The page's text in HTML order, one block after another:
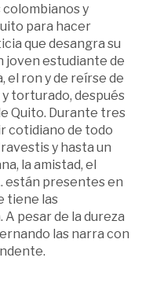
colombianos y
para hacer
que desangra su
joven estudiante de
el ron y de reírse de
torturado, después
Quito. Durante tres
cotidiano de todo
y hasta un
la amistad, el
están presentes en
tiene las
pesar de la dureza
las narra con